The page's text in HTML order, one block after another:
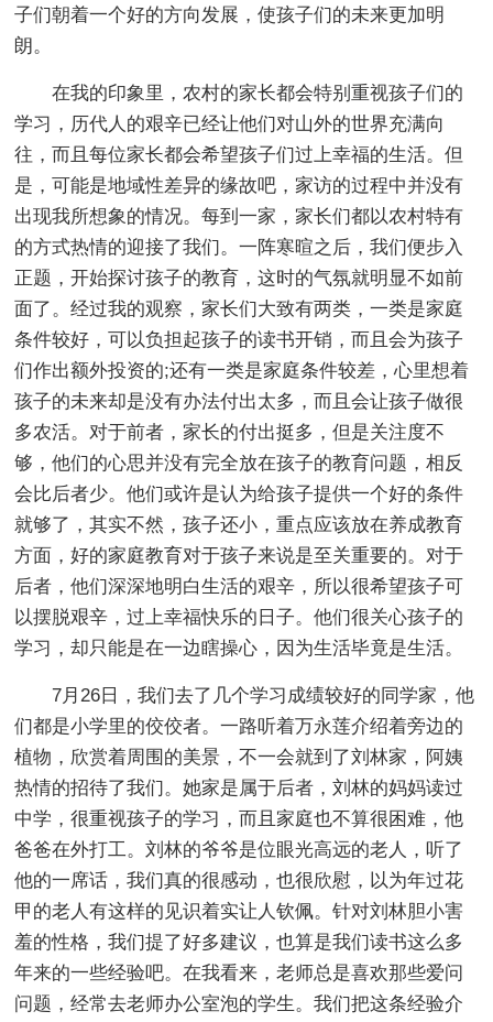
子们朝着一个好的方向发展，使孩子们的未来更加明
朗。
在我的印象里，农村的家长都会特别重视孩子们的
学习，历代人的艰辛已经让他们对山外的世界充满向
往，而且每位家长都会希望孩子们过上幸福的生活。但
是，可能是地域性差异的缘故吧，家访的过程中并没有
出现我所想象的情况。每到一家，家长们都以农村特有
的方式热情的迎接了我们。一阵寒暄之后，我们便步入
正题，开始探讨孩子的教育，这时的气氛就明显不如前
面了。经过我的观察，家长们大致有两类，一类是家庭
条件较好，可以负担起孩子的读书开销，而且会为孩子
们作出额外投资的;还有一类是家庭条件较差，心里想着
孩子的未来却是没有办法付出太多，而且会让孩子做很
多农活。对于前者，家长的付出挺多，但是关注度不
够，他们的心思并没有完全放在孩子的教育问题，相反
会比后者少。他们或许是认为给孩子提供一个好的条件
就够了，其实不然，孩子还小，重点应该放在养成教育
方面，好的家庭教育对于孩子来说是至关重要的。对于
后者，他们深深地明白生活的艰辛，所以很希望孩子可
以摆脱艰辛，过上幸福快乐的日子。他们很关心孩子的
学习，却只能是在一边瞎操心，因为生活毕竟是生活。
7月26日，我们去了几个学习成绩较好的同学家，他
们都是小学里的佼佼者。一路听着万永莲介绍着旁边的
植物，欣赏着周围的美景，不一会就到了刘林家，阿姨
热情的招待了我们。她家是属于后者，刘林的妈妈读过
中学，很重视孩子的学习，而且家庭也不算很困难，他
爸爸在外打工。刘林的爷爷是位眼光高远的老人，听了
他的一席话，我们真的很感动，也很欣慰，以为年过花
甲的老人有这样的见识着实让人钦佩。针对刘林胆小害
羞的性格，我们提了好多建议，也算是我们读书这么多
年来的一些经验吧。在我看来，老师总是喜欢那些爱问
问题，经常去老师办公室泡的学生。我们把这条经验介